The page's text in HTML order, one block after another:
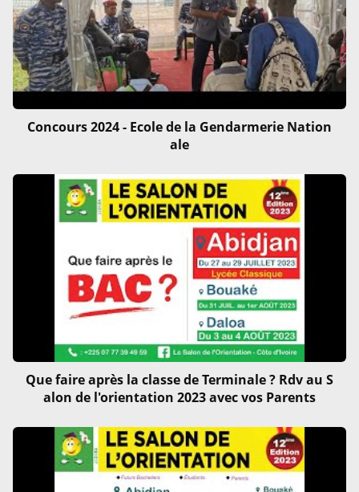
Concours 2024 - Ecole de la Gendarmerie Nation
ale
Que faire après la classe de Terminale ? Rdv au S
alon de l'orientation 2023 avec vos Parents